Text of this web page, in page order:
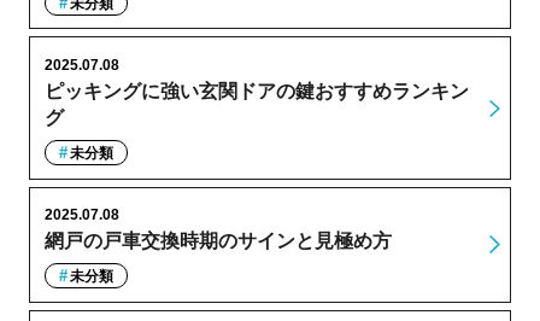
ピッキングに強い玄関ドアの鍵おすすめランキン
グ
2025.07.08
未分類
網戸の戸車交換時期のサインと見極め方
2025.07.08
未分類